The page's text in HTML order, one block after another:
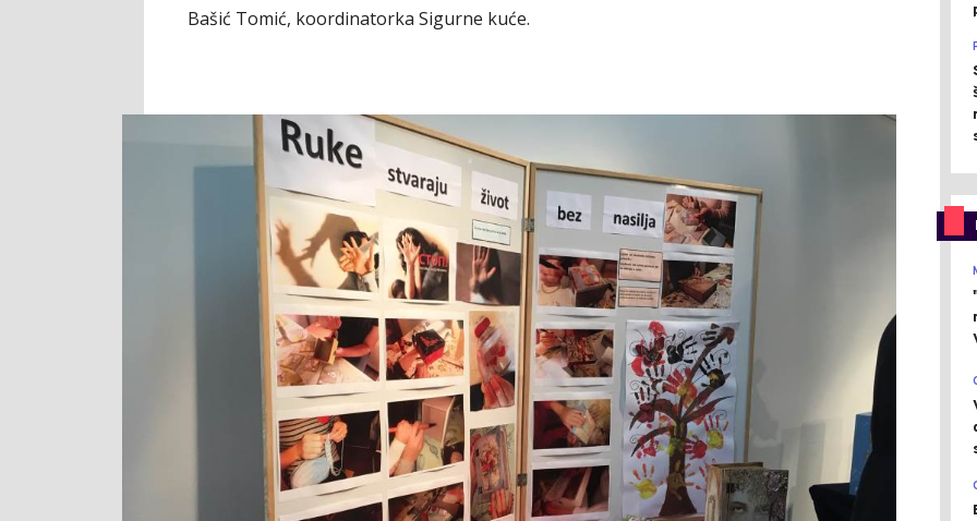
Bašić Tomić, koordinatorka Sigurne kuće.